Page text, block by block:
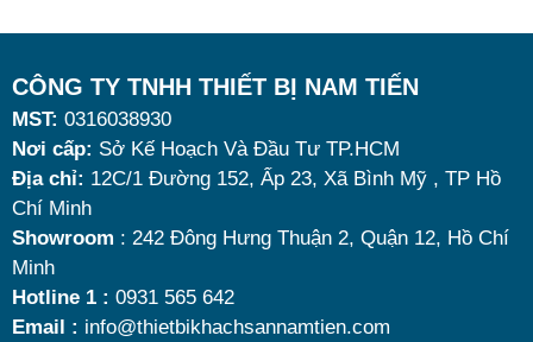
Tuy nhiên, giữa hàng loạt mẫu mã trên thị trường,
đâu là loại phù hợp nhất? Nên chọn nồi hâm buffet
dùng điện hay dùng cồn? Cùng tìm hiểu những tiêu
chí quan trọng giúp bạn chọn được mẫu
nóng thức ăn 9 lítchất lượng, bền đẹp và tối ưu chi
phí nhất hiện nay.
CÔNG TY TNHH THIẾT BỊ NAM TIẾN
MST: 0316038930
Nơi cấp: Sở Kế Hoạch Và Đầu Tư TP.HCM
Địa chỉ: 12C/1 Đường 152, Ấp 23, Xã Bình Mỹ , TP Hồ
Chí Minh
Showroom : 242 Đông Hưng Thuận 2, Quận 12, Hồ Chí
Minh
Hotline 1 : 0931 565 642
Email : info@thietbikhachsannamtien.com